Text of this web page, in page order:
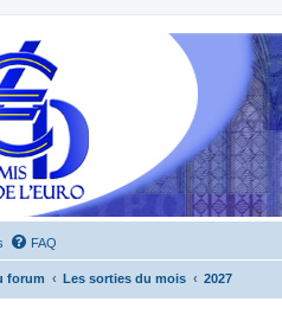
FAQ
forum Les sorties du mois 2027